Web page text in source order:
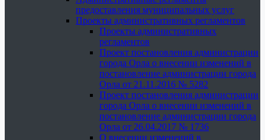
предоставления муниципальных услуг
Проекты административных регламентов
Проекты административных
регламентов
Проект постановления администрации
города Орла о внесении изменений в
постановление администрации города
Орла от 21.11.2016 № 5282
Проект постановления администрации
города Орла о внесении изменений в
постановление администрации города
Орла от 26.04.2017 № 1736
О внесении изменений в